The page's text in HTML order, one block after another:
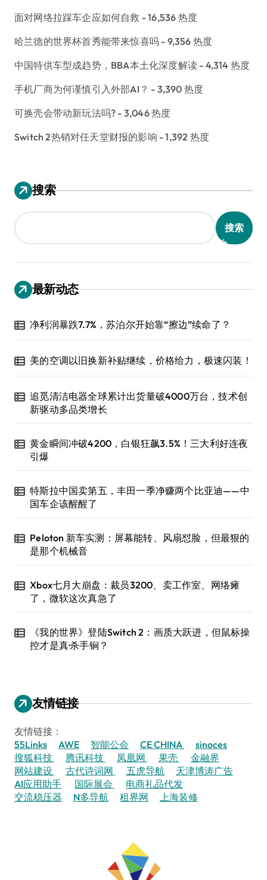
面对网络拉踩车企应如何自救 - 16,536 热度
哈兰德的世界杯首秀能带来惊喜吗 - 9,356 热度
中国特供车型成趋势，BBA本土化深度解读 - 4,314 热度
手机厂商为何谨慎引入外部AI？ - 3,390 热度
可换壳会带动新玩法吗? - 3,046 热度
Switch 2热销对任天堂财报的影响 - 1,392 热度
搜索
搜索
最新动态
净利润暴跌7.7%，苏泊尔开始靠“擦边”续命了？
美的空调以旧换新补贴继续，价格给力，极速闪装！
追觅清洁电器全球累计出货量破4000万台，技术创
新驱动多品类增长
黄金瞬间冲破4200，白银狂飙3.5%！三大利好连夜
引爆
特斯拉中国卖第五，丰田一季净赚两个比亚迪——中
国车企该醒醒了
Peloton 新车实测：屏幕能转、风扇怼脸，但最狠的
是那个机械音
Xbox七月大崩盘：裁员3200、卖工作室、网络瘫
了，微软这次真急了
《我的世界》登陆Switch 2：画质大跃进，但鼠标操
控才是真·杀手锏？
友情链接
友情链接：
55Links
AWE 智能公会 CE CHINA
sinoces
搜狐科技
腾讯科技 凤凰网 果壳
金融界
网站建设
古代诗词网 五虎导航
天津博涛广告
AI应用助手
国际展会
电商礼品代发
交流稳压器
N多导航 租界网 上海装修